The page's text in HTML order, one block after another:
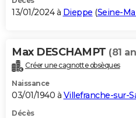
13/01/2024 à Dieppe (Seine-
Max DESCHAMPT (81
Créer une cagnotte obsèques
Naissance
03/01/1940 à Villefranche-sur-
Décès